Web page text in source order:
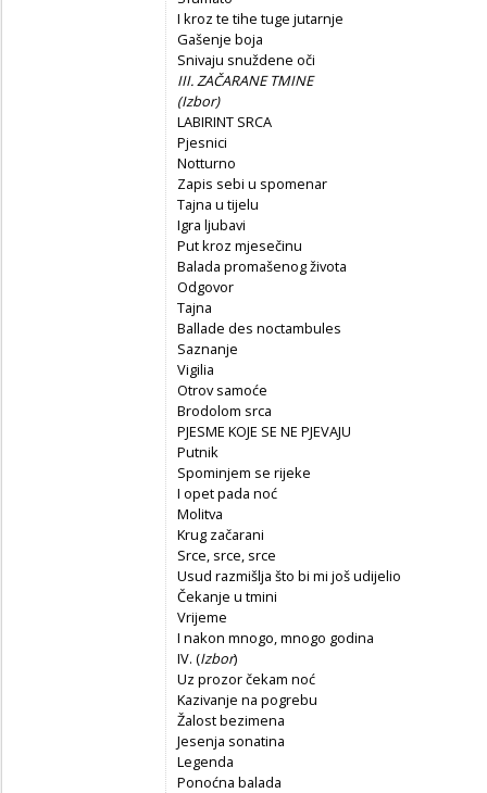
I kroz te tihe tuge jutarnje
Gašenje boja
Snivaju snuždene oči
III. ZAČARANE TMINE
(Izbor)
LABIRINT SRCA
Pjesnici
Notturno
Zapis sebi u spomenar
Tajna u tijelu
Igra ljubavi
Put kroz mjesečinu
Balada promašenog života
Odgovor
Tajna
Ballade des noctambules
Saznanje
Vigilia
Otrov samoće
Brodolom srca
PJESME KOJE SE NE PJEVAJU
Putnik
Spominjem se rijeke
I opet pada noć
Molitva
Krug začarani
Srce, srce, srce
Usud razmišlja što bi mi još udijelio
Čekanje u tmini
Vrijeme
I nakon mnogo, mnogo godina
IV. (Izbor)
Uz prozor čekam noć
Kazivanje na pogrebu
Žalost bezimena
Jesenja sonatina
Legenda
Ponoćna balada